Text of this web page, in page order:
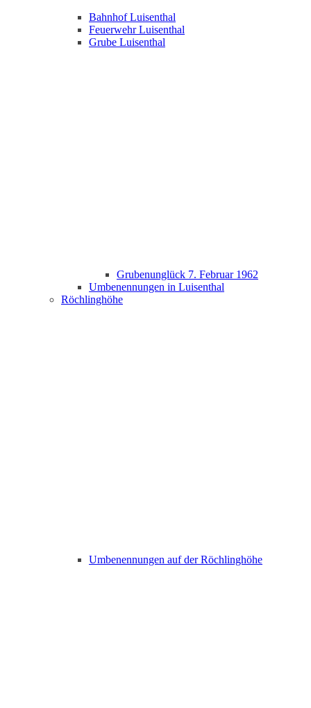
Bahnhof Luisenthal
Feuerwehr Luisenthal
Grube Luisenthal
Grubenunglück 7. Februar 1962
Umbenennungen in Luisenthal
Röchlinghöhe
Umbenennungen auf der Röchlinghöhe